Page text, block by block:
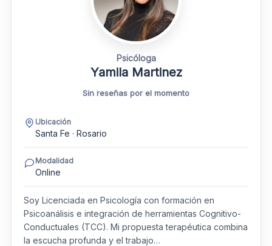
Psicóloga
Yamila Martinez
Sin reseñas por el momento
Ubicación
Santa Fe · Rosario
Modalidad
Online
Soy Licenciada en Psicología con formación en
Psicoanálisis e integración de herramientas Cognitivo-
Conductuales (TCC). Mi propuesta terapéutica combina
la escucha profunda y el trabajo…